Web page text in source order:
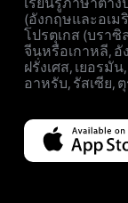
(อังกฤษและอเม
โปรตุเกส (บราซิ
จีนหรือเกาหลี, อั
ฝรั่งเศส, เยอรมั
อาหรับ, รัสเซีย,